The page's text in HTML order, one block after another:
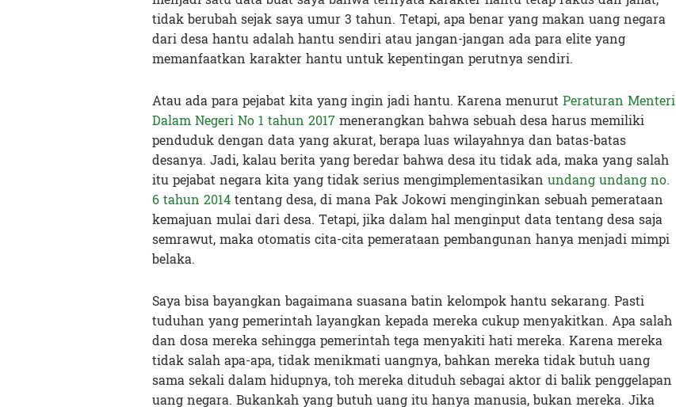
tidak berubah sejak saya umur 3 tahun. Tetapi, apa benar yang makan uang negara
dari desa hantu adalah hantu sendiri atau jangan-jangan ada para elite yang
memanfaatkan karakter hantu untuk kepentingan perutnya sendiri.
Atau ada para pejabat kita yang ingin jadi hantu. Karena menurutPeraturan Menteri
Dalam Negeri No 1 tahun 2017menerangkan bahwa sebuah desa harus memiliki
penduduk dengan data yang akurat, berapa luas wilayahnya dan batas-batas
desanya. Jadi, kalau berita yang beredar bahwa desa itu tidak ada, maka yang salah
itu pejabat negara kita yang tidak serius mengimplementasikan undang undang no.
6 tahun 2014tentang desa, di mana Pak Jokowi menginginkan sebuah pemerataan
kemajuan mulai dari desa. Tetapi, jika dalam hal menginput data tentang desa saja
semrawut, maka otomatis cita-cita pemerataan pembangunan hanya menjadi mimpi
belaka.
Saya bisa bayangkan bagaimana suasana batin kelompok hantu sekarang. Pasti
tuduhan yang pemerintah layangkan kepada mereka cukup menyakitkan. Apa salah
dan dosa mereka sehingga pemerintah tega menyakiti hati mereka. Karena mereka
tidak salah apa-apa, tidak menikmati uangnya, bahkan mereka tidak butuh uang
sama sekali dalam hidupnya, toh mereka dituduh sebagai aktor di balik penggelapan
uang negara. Bukankah yang butuh uang itu hanya manusia, bukan mereka. Jika